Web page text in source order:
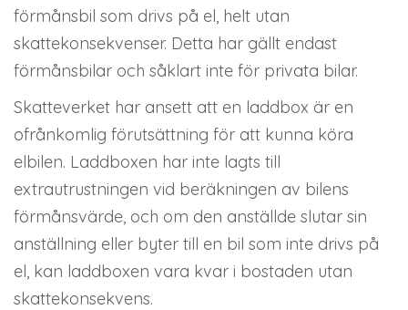
förmånsbil som drivs på el, helt utan
skattekonsekvenser. Detta har gällt endast
förmånsbilar och såklart inte för privata bilar.
Skatteverket har ansett att en laddbox är en
ofrånkomlig förutsättning för att kunna köra
elbilen. Laddboxen har inte lagts till
extrautrustningen vid beräkningen av bilens
förmånsvärde, och om den anställde slutar sin
anställning eller byter till en bil som inte drivs på
el, kan laddboxen vara kvar i bostaden utan
skattekonsekvens.